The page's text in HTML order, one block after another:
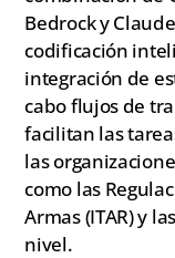
Bedrock y
codificación
integración de
cabo flujos de
facilitan las
las
como las
Armas (ITAR) y
nivel.